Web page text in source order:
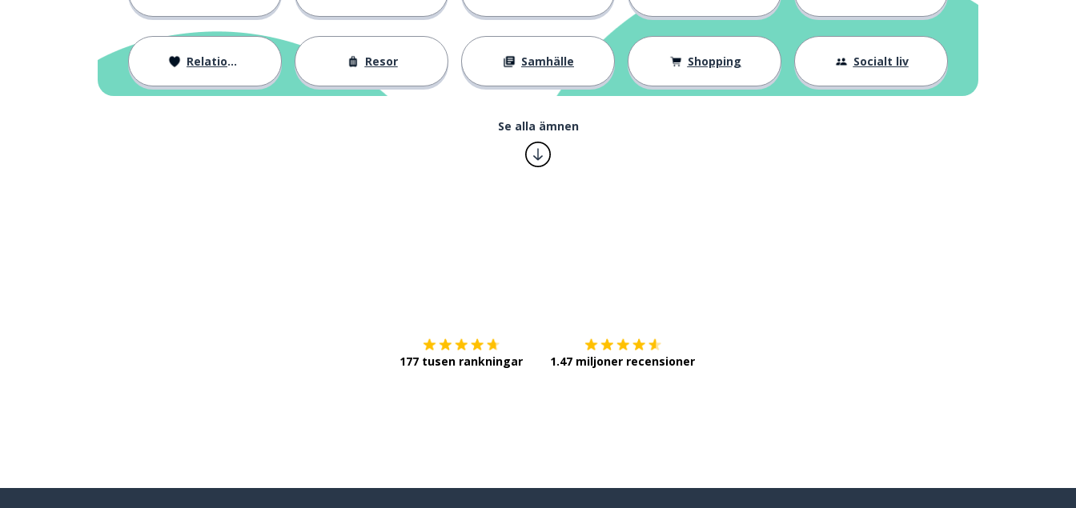
Relationer Resor Samhälle Shopping Socialt liv
Se alla ämnen
177 tusen rankningar 1.47 miljoner recensioner